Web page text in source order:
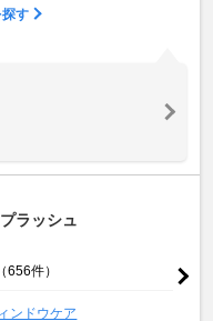
す
ラッシュ
（656件）
ンドウケア